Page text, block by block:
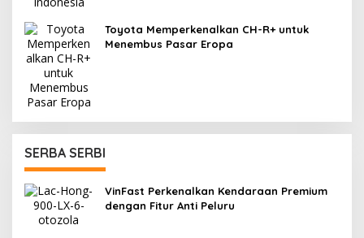
Toyota Memperkenalkan CH-R+ untuk
Menembus Pasar Eropa
SERBA SERBI
VinFast Perkenalkan Kendaraan Premium
dengan Fitur Anti Peluru